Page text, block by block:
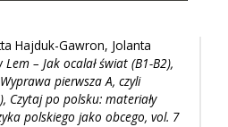
Hajduk-Gawron, Jolanta
Lem – Jak ocalał świat (B1-B2),
pierwsza A, czyli
Czytaj po polsku: materiały
polskiego jako obcego, vol. 7